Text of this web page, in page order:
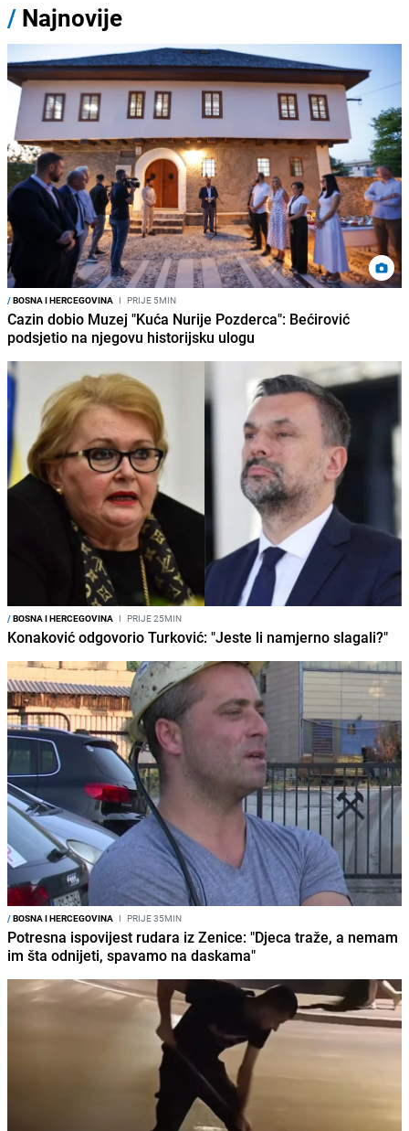
/ Najnovije
/BOSNA I HERCEGOVINA I PRIJE 5MIN
Cazin dobio Muzej "Kuća Nurije Pozderca": Bećirović
podsjetio na njegovu historijsku ulogu
/BOSNA I HERCEGOVINA I PRIJE 25MIN
Konaković odgovorio Turković: "Jeste li namjerno slagali?"
/BOSNA I HERCEGOVINA I PRIJE 35MIN
Potresna ispovijest rudara iz Zenice: "Djeca traže, a nemam
im šta odnijeti, spavamo na daskama"